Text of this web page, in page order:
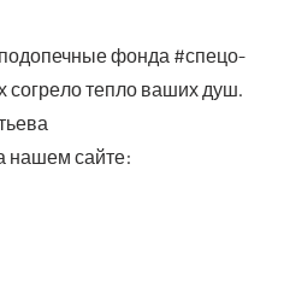
фон­да #спе­цо­
теп­ло ваших душ.
нашем сайте: